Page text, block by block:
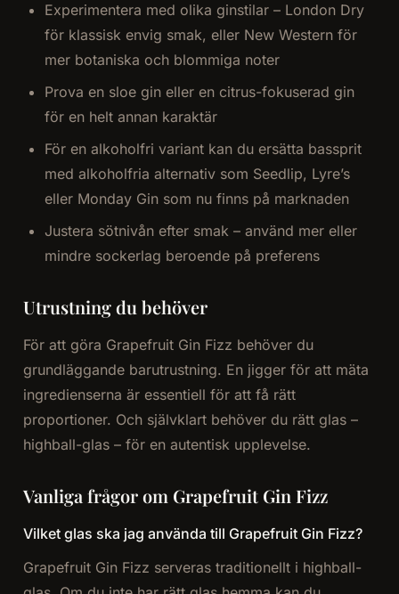
Experimentera med olika ginstilar – London Dry
för klassisk envig smak, eller New Western för
mer botaniska och blommiga noter
Prova en sloe gin eller en citrus-fokuserad gin
för en helt annan karaktär
För en alkoholfri variant kan du ersätta bassprit
med alkoholfria alternativ som Seedlip, Lyre’s
eller Monday Gin som nu finns på marknaden
Justera sötnivån efter smak – använd mer eller
mindre sockerlag beroende på preferens
Utrustning du behöver
För att göra Grapefruit Gin Fizz behöver du
grundläggande barutrustning. En jigger för att mäta
ingredienserna är essentiell för att få rätt
proportioner. Och självklart behöver du rätt glas –
highball-glas – för en autentisk upplevelse.
Vanliga frågor om Grapefruit Gin Fizz
Vilket glas ska jag använda till Grapefruit Gin Fizz?
Grapefruit Gin Fizz serveras traditionellt i highball-